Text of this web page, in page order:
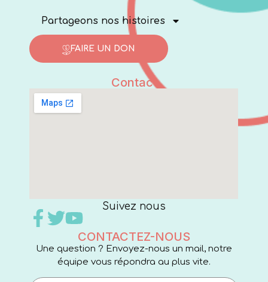
Partageons nos histoires
FAIRE UN DON
Contact
Suivez nous
CONTACTEZ-NOUS
Une question ? Envoyez-nous un mail, notre
équipe vous répondra au plus vite.